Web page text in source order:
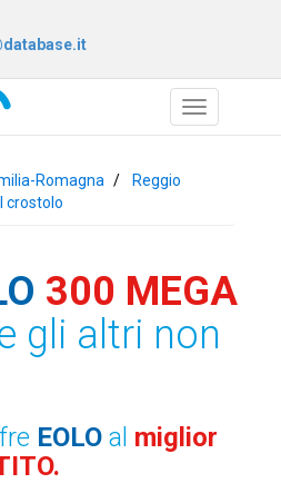
Romagna
Reggio
crostolo
300 MEGA
gli altri non
EOLO al miglior